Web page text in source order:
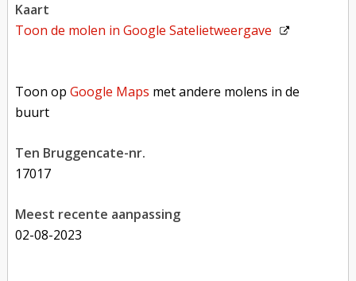
kaart
Toon de molen inGoogle Satelietweergave
Toon opGoogle Maps met andere molens in de
buurt
Ten Bruggencate-nr.
17017
Meest recente aanpassing
02-08-2023